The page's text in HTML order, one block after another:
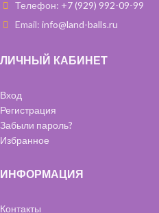
Телефон: +7 (929) 992-09-99
Email: info@land-balls.ru
ЛИЧНЫЙ КАБИНЕТ
Вход
Регистрация
Забыли пароль?
Избранное
ИНФОРМАЦИЯ
Контакты